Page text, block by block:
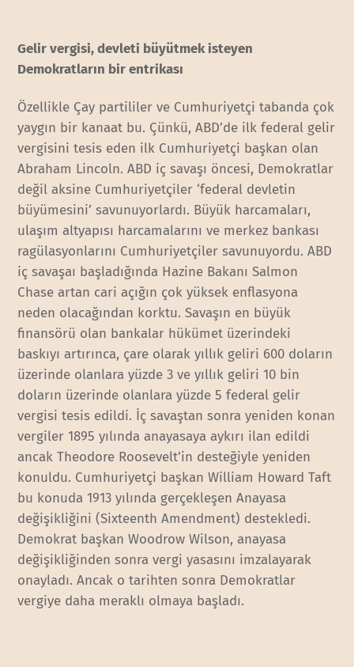
Gelir vergisi, devleti büyütmek isteyen
Demokratların bir entrikası
Özellikle Çay partililer ve Cumhuriyetçi tabanda çok
yaygın bir kanaat bu. Çünkü, ABD’de ilk federal gelir
vergisini tesis eden ilk Cumhuriyetçi başkan olan
Abraham Lincoln. ABD iç savaşı öncesi, Demokratlar
değil aksine Cumhuriyetçiler ‘federal devletin
büyümesini’ savunuyorlardı. Büyük harcamaları,
ulaşım altyapısı harcamalarını ve merkez bankası
ragülasyonlarını Cumhuriyetçiler savunuyordu. ABD
iç savaşaı başladığında Hazine Bakanı Salmon
Chase artan cari açığın çok yüksek enflasyona
neden olacağından korktu. Savaşın en büyük
finansörü olan bankalar hükümet üzerindeki
baskıyı artırınca, çare olarak yıllık geliri 600 doların
üzerinde olanlara yüzde 3 ve yıllık geliri 10 bin
doların üzerinde olanlara yüzde 5 federal gelir
vergisi tesis edildi. İç savaştan sonra yeniden konan
vergiler 1895 yılında anayasaya aykırı ilan edildi
ancak Theodore Roosevelt’in desteğiyle yeniden
konuldu. Cumhuriyetçi başkan William Howard Taft
bu konuda 1913 yılında gerçekleşen Anayasa
değişikliğini (Sixteenth Amendment) destekledi.
Demokrat başkan Woodrow Wilson, anayasa
değişikliğinden sonra vergi yasasını imzalayarak
onayladı. Ancak o tarihten sonra Demokratlar
vergiye daha meraklı olmaya başladı.